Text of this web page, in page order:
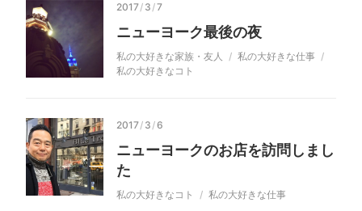
2017/ 3 /7
ニューヨーク最後の夜
私の大好きな家族・友人
私の大好きな仕事
私の大好きなコト
2017/ 3 /6
ニューヨークのお店を訪問しまし
た
私の大好きなコト 私の大好きな仕事